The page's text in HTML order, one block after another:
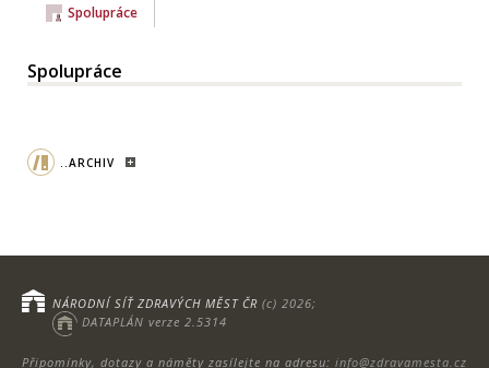
Spolupráce
Spolupráce
..ARCHIV
Připomínky, dotazy a náměty zasílejte na adresu: info@zdravamesta.cz
NÁRODNÍ SÍŤ ZDRAVÝCH MĚST ČR (c) 2026;
DATAPLÁN verze 2.5314